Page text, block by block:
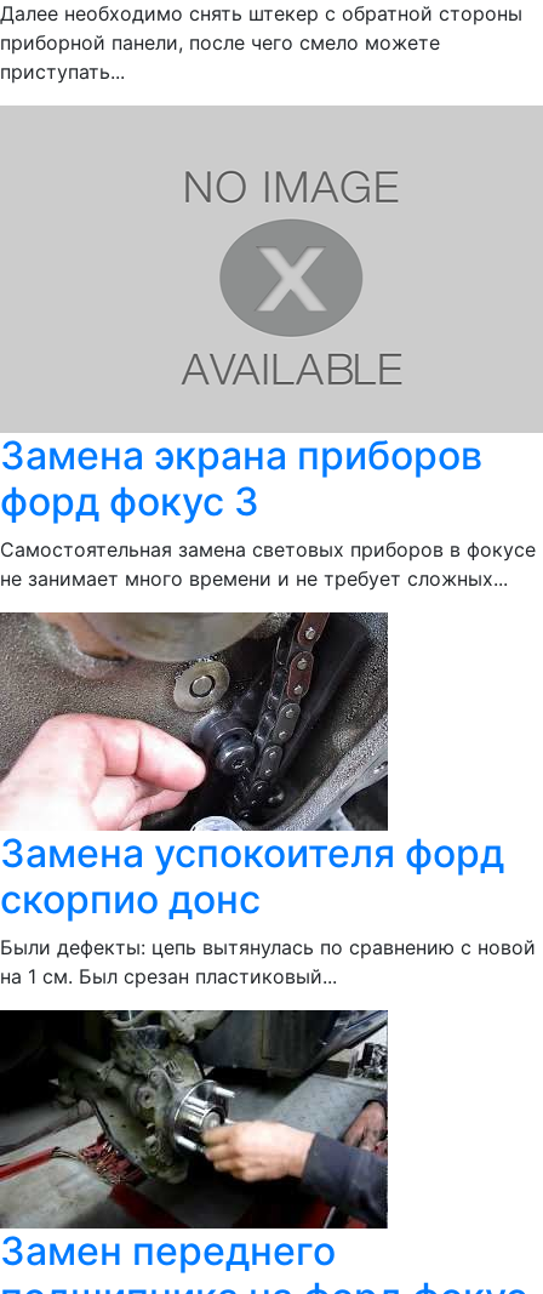
Далее необходимо снять штекер с обратной стороны
приборной панели, после чего смело можете
приступать...
Замена экрана приборов
форд фокус 3
Самостоятельная замена световых приборов в фокусе
не занимает много времени и не требует сложных...
Замена успокоителя форд
скорпио донс
Были дефекты: цепь вытянулась по сравнению с новой
на 1 см. Был срезан пластиковый...
Замен переднего